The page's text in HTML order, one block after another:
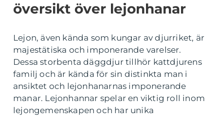
översikt över lejonhanar
Lejon, även kända som kungar av djurriket, är
majestätiska och imponerande varelser.
Dessa storbenta däggdjur tillhör kattdjurens
familj och är kända för sin distinkta man i
ansiktet och lejonhanarnas imponerande
manar. Lejonhannar spelar en viktig roll inom
lejongemenskapen och har unika